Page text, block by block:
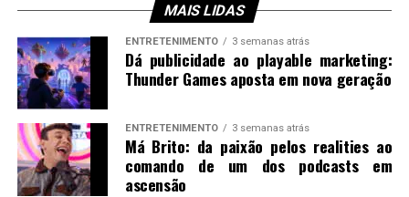
MAIS LIDAS
ENTRETENIMENTO 3 semanas atrás
Dá publicidade ao playable marketing:
Thunder Games aposta em nova geração
ENTRETENIMENTO 3 semanas atrás
Má Brito: da paixão pelos realities ao
comando de um dos podcasts em
ascensão